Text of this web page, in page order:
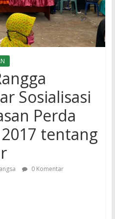
Sosialisasi
Perda
tentang
0 Komentar